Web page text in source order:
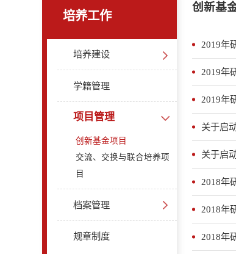
培养工作
培养建设
学籍管理
项目管理
创新基金项目
交流、交换与联合培养项
目
档案管理
规章制度
创新基
2019年
2019年
2019年
关于启
关于启
2018年
2018年
2018年